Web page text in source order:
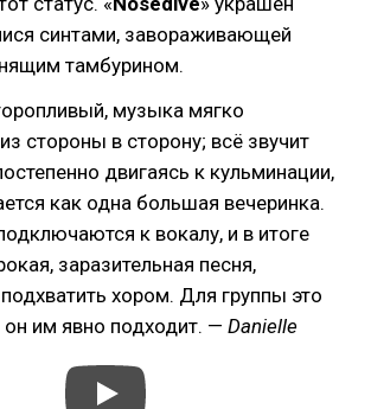
синтами, завораживающей
тамбурином.
музыка мягко
стороны в сторону; всё звучит
двигаясь к кульминации,
как одна большая вечеринка.
к вокалу, и в итоге
заразительная песня,
хором. Для группы это
он им явно подходит. — Danielle